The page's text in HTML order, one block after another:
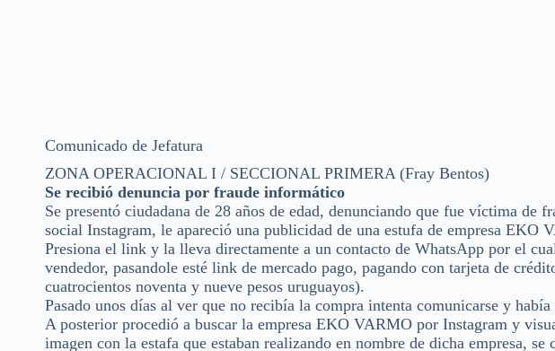
Comunicado de Jefatura
ZONA OPERACIONAL I / SECCIONAL PRIMERA (Fray Bentos)
Se recibió denuncia por fraude informático
Se presentó ciudadana de 28 años de edad, denunciando que fue víctima de
social Instagram, le apareció una publicidad de una estufa de empresa EKO
Presiona el link y la lleva directamente a un contacto de WhatsApp por el
vendedor, pasandole esté link de mercado pago, pagando con tarjeta de
cuatrocientos noventa y nueve pesos uruguayos).
Pasado unos días al ver que no recibía la compra intenta comunicarse y había
A posterior procedió a buscar la empresa EKO VARMO por Instagram y
imagen con la estafa que estaban realizando en nombre de dicha empresa,